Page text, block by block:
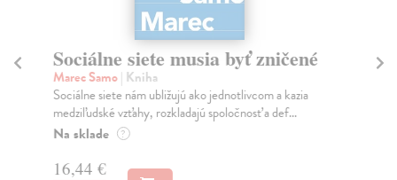
Sociálne siete musia byť zničené
Marec Samo| Kniha
Sociálne siete nám ubližujú ako jednotlivcom a kazia
medziľudské vzťahy, rozkladajú spoločnosť a def...
Na sklade ?
16,44 €